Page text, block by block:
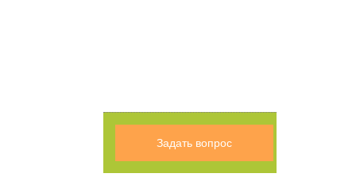
Задать вопрос